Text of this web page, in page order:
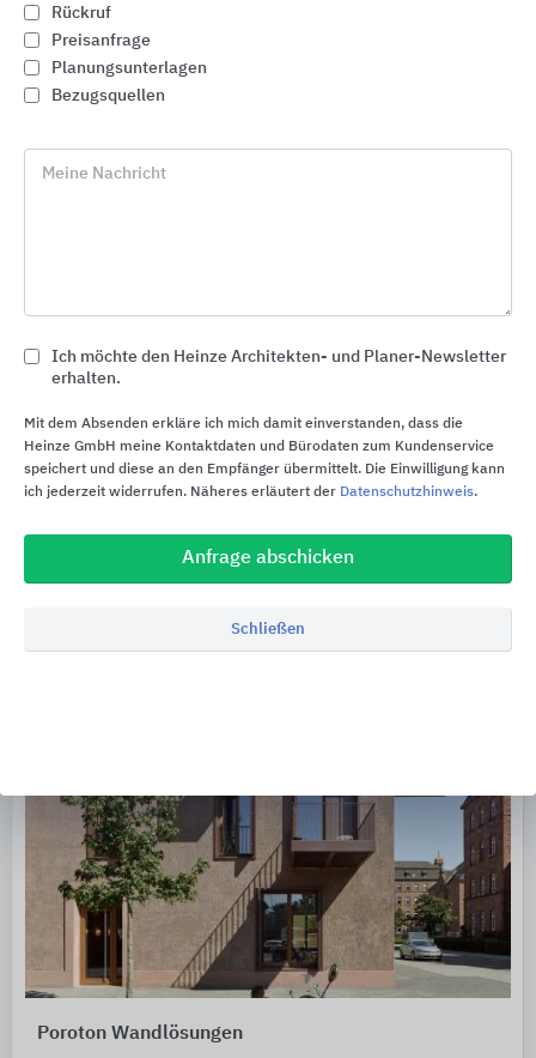
Schlüter-Systems
Poroton Wandlösungen
Rückruf
Preisanfrage
Planungsunterlagen
Bezugsquellen
Meine Nachricht
Ich möchte den Heinze Architekten- und Planer-Newsletter
erhalten.
Mit dem Absenden erkläre ich mich damit einverstanden, dass die
Heinze GmbH meine Kontaktdaten und Bürodaten zum Kundenservice
speichert und diese an den Empfänger übermittelt. Die Einwilligung kann
ich jederzeit widerrufen. Näheres erläutert der Datenschutzhinweis.
Anfrage abschicken
Schließen